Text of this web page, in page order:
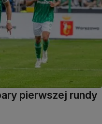
pierwszej rundy